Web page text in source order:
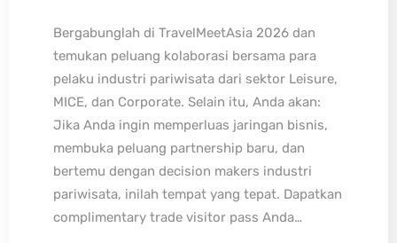
Bergabunglah di TravelMeetAsia 2026 dan
temukan peluang kolaborasi bersama para
pelaku industri pariwisata dari sektor Leisure,
MICE, dan Corporate. Selain itu, Anda akan:
Jika Anda ingin memperluas jaringan bisnis,
membuka peluang partnership baru, dan
bertemu dengan decision makers industri
pariwisata, inilah tempat yang tepat. Dapatkan
complimentary trade visitor pass Anda…